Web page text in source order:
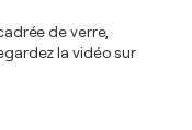
de verre,
la vidéo sur